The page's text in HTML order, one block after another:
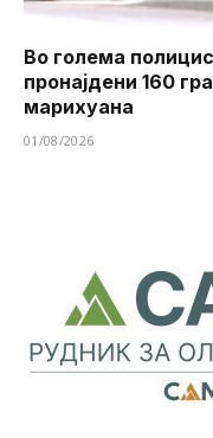
Во голема
пронајдени 160
марихуана
01/08/2026